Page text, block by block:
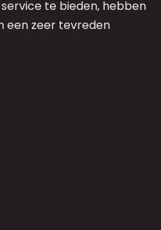
te bieden, hebben
een zeer tevreden